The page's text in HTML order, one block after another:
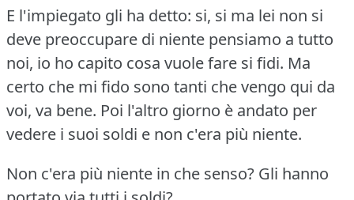
E l'impiegato gli ha detto: si, si ma lei non si
deve preoccupare di niente pensiamo a tutto
noi, io ho capito cosa vuole fare si fidi. Ma
certo che mi fido sono tanti che vengo qui da
voi, va bene. Poi l'altro giorno è andato per
vedere i suoi soldi e non c'era più niente.
Non c'era più niente in che senso? Gli hanno